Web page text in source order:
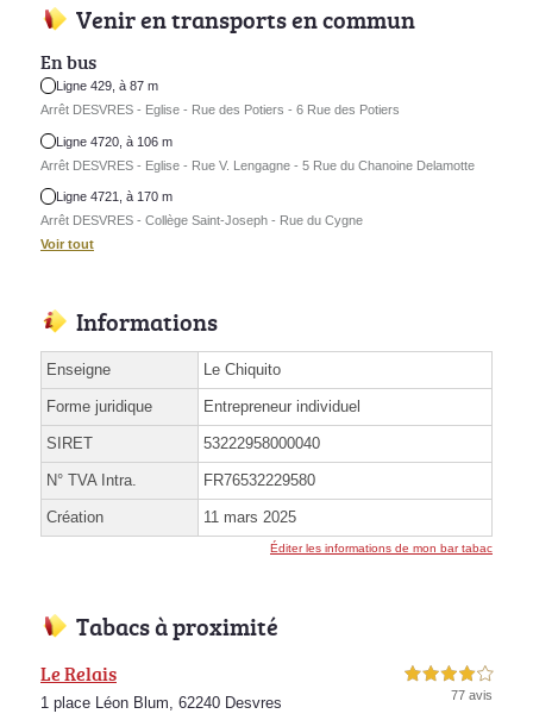
Venir en transports en commun
En bus
Ligne 429, à 87 m
Arrêt DESVRES - Eglise - Rue des Potiers - 6 Rue des Potiers
Ligne 4720, à 106 m
Arrêt DESVRES - Eglise - Rue V. Lengagne - 5 Rue du Chanoine Delamotte
Ligne 4721, à 170 m
Arrêt DESVRES - Collège Saint-Joseph - Rue du Cygne
Voir tout
Informations
Enseigne Le Chiquito
Forme juridique Entrepreneur individuel
SIRET 53222958000040
N° TVA Intra. FR76532229580
Création 11 mars 2025
Éditer les informations de mon bar tabac
Tabacs à proximité
Le Relais
1 place Léon Blum, 62240 Desvres
4,0 étoiles sur 5
77 avis